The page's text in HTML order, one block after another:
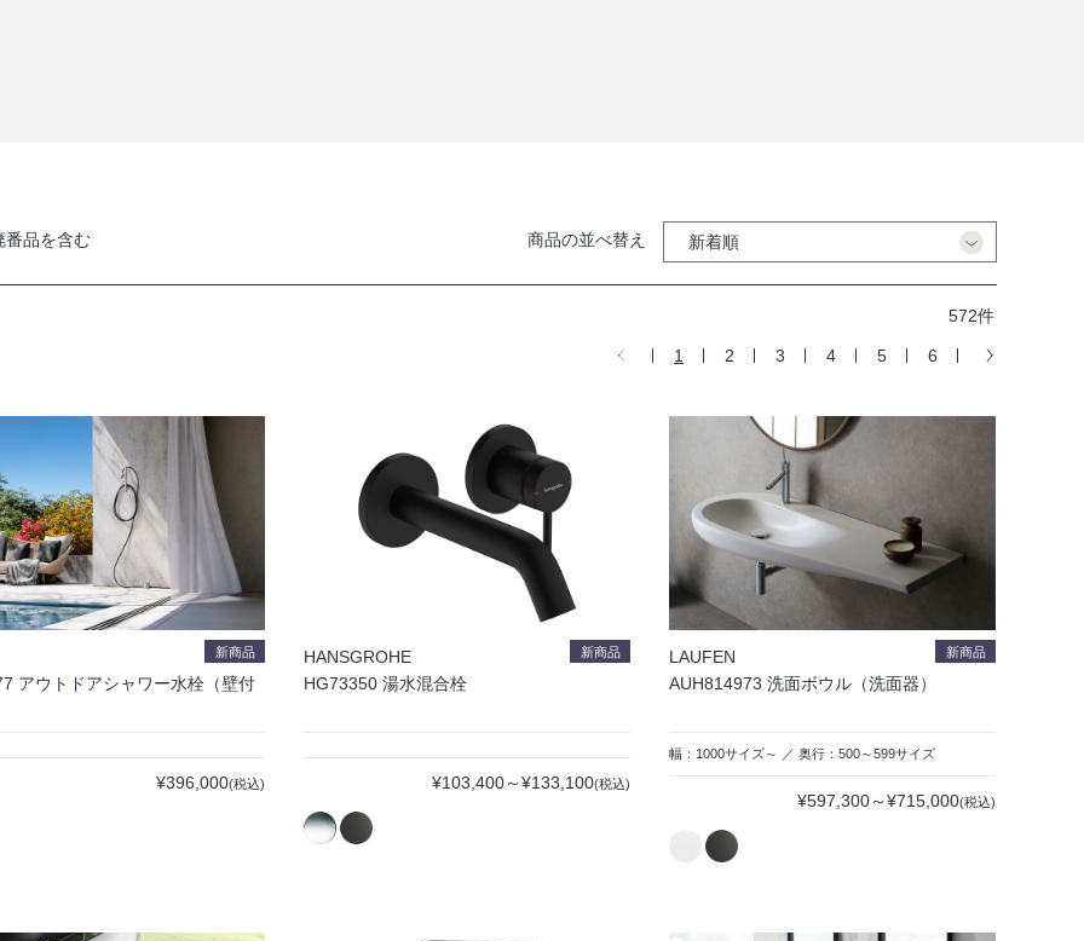
番品を含む 商品の並べ替え
572件
1 2 3 4 5 6
新商品
アウトドアシャワー水栓（壁付
¥396,000(税込)
新商品
HANSGROHE
HG73350 湯水混合栓
¥103,400～¥133,100(税込)
新商品
LAUFEN
AUH814973 洗面ボウル（洗面器）
幅：1000サイズ～ ／ 奥行：500～599サイズ
¥597,300～¥715,000(税込)